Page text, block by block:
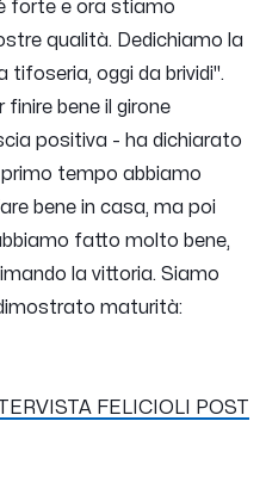
forte e ora stiamo
qualità. Dedichiamo la
oggi da brividi".
bene il girone
positiva - ha dichiarato
primo tempo abbiamo
bene in casa, ma poi
fatto molto bene,
la vittoria. Siamo
maturità:
FELICIOLI POST